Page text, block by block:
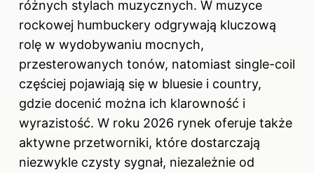
różnych stylach muzycznych. W muzyce
rockowej humbuckery odgrywają kluczową
rolę w wydobywaniu mocnych,
przesterowanych tonów, natomiast single-coil
częściej pojawiają się w bluesie i country,
gdzie docenić można ich klarowność i
wyrazistość. W roku 2026 rynek oferuje także
aktywne przetworniki, które dostarczają
niezwykle czysty sygnał, niezależnie od